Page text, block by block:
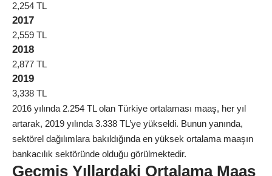
2,254 TL
2017
2,559 TL
2018
2,877 TL
2019
3,338 TL
2016 yılında 2.254 TL olan Türkiye ortalaması maaş, her yıl
artarak, 2019 yılında 3.338 TL’ye yükseldi. Bunun yanında,
sektörel dağılımlara bakıldığında en yüksek ortalama maaşın
bankacılık sektöründe olduğu görülmektedir.
Geçmiş Yıllardaki Ortalama Maaş